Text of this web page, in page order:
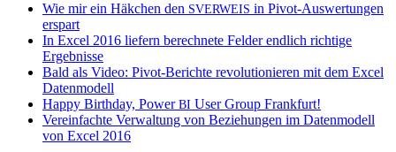
Wie mir ein Häkchen den SVERWEIS in Pivot-Auswertungen
erspart
In Excel 2016 liefern berechnete Felder endlich richtige
Ergebnisse
Bald als Video: Pivot-Berichte revolutionieren mit dem Excel
Datenmodell
Happy Birthday, PowerBI User Group Frankfurt!
Vereinfachte Verwaltung von Beziehungen im Datenmodell
von Excel 2016